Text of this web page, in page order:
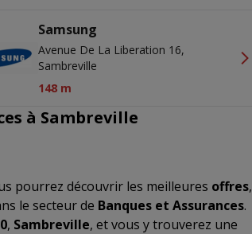
Samsung
Avenue De La Liberation 16,
Sambreville
148 m
à Sambreville
pourrez découvrir les meilleures offres,
le secteur de Banques et Assurances.
, Sambreville, et vous y trouverez une